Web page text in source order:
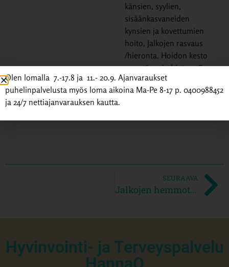
känsien, syylien,
sisäänkasvaneiden
kynsien ja kovettumien
hoito, Jalkojen rasvaus
/hieronta. Hoidon kesto
n. 45- 60 min hinta 57€
+ 3€ Kanta maksu.
SEURAAVA
Jalkojen hemmotteluhoito
Hyvinvointi- ja Terveyspalvelu
Olen lomalla 7.-17.8 ja 11.- 20.9. Ajanvaraukset
puhelinpalvelusta myös loma aikoina Ma-Pe 8-17 p. 0400988452
ja 24/7 nettiajanvarauksen kautta.